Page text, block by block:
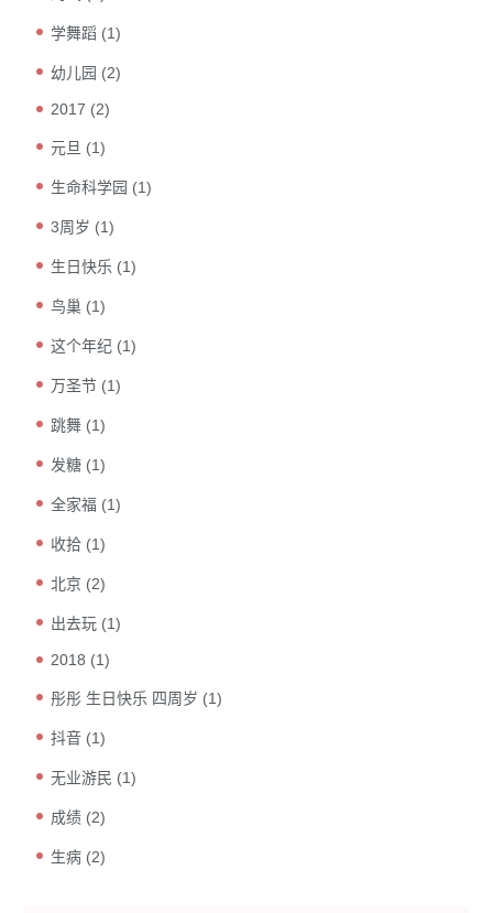
学舞蹈 (1)
幼儿园 (2)
2017 (2)
元旦 (1)
生命科学园 (1)
3周岁 (1)
生日快乐 (1)
鸟巢 (1)
这个年纪 (1)
万圣节 (1)
跳舞 (1)
发糖 (1)
全家福 (1)
收拾 (1)
北京 (2)
出去玩 (1)
2018 (1)
彤彤 生日快乐 四周岁 (1)
抖音 (1)
无业游民 (1)
成绩 (2)
生病 (2)